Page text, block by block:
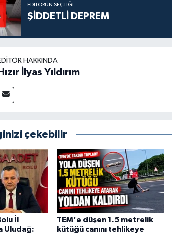
EDITÖRÜN SEÇTIĞI
ŞİDDETLİ DEPREM
HAKKINDA
Hızır İlyas Yıldırım
çekebilir
İl
Uludağ:
TEM'e düşen 1.5 metrelik
kütüğü canını tehlikeye